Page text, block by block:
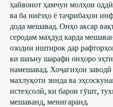
ҳайвонот ҳамчун молҳои
ва ба ниёзҳо ё таҷрибаҳои
дода мешавад. Онҳо аксар
серодам маҳдуд карда
озодии иштирок дар
ки шаъну шарафи онҳоро
намешавад. Хоҷагиҳои
махлуқоти зинда ва
истеҳсолӣ, ки барои гӯшт,
мешаванд, менигаранд.